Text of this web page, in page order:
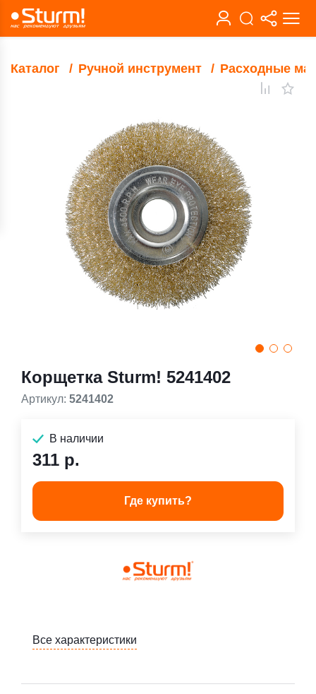
Каталог Ручной инструмент Расходные
Корщетка Sturm! 5241402
Артикул: 5241402
В наличии
311 р.
Где купить?
Все характеристики